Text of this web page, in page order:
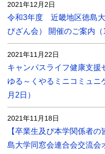
2021年12月2日
令和3年度 近畿地区徳島
びざん会） 開催のご案内（
2021年11月22日
キャンパスライフ健康支援
ゆる～くやるミニコミュニ
月2日）
2021年11月18日
【卒業生及び本学関係者
島大学同窓会連合会交流会